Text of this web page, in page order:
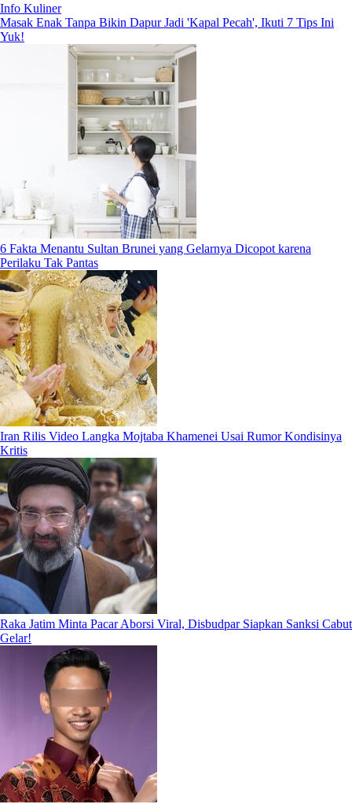
Info Kuliner
Masak Enak Tanpa Bikin Dapur Jadi 'Kapal Pecah', Ikuti 7 Tips Ini
Yuk!
6 Fakta Menantu Sultan Brunei yang Gelarnya Dicopot karena
Perilaku Tak Pantas
Iran Rilis Video Langka Mojtaba Khamenei Usai Rumor Kondisinya
Kritis
Raka Jatim Minta Pacar Aborsi Viral, Disbudpar Siapkan Sanksi Cabut
Gelar!